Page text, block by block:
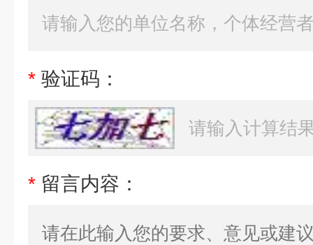
* 验证码：
* 留言内容：